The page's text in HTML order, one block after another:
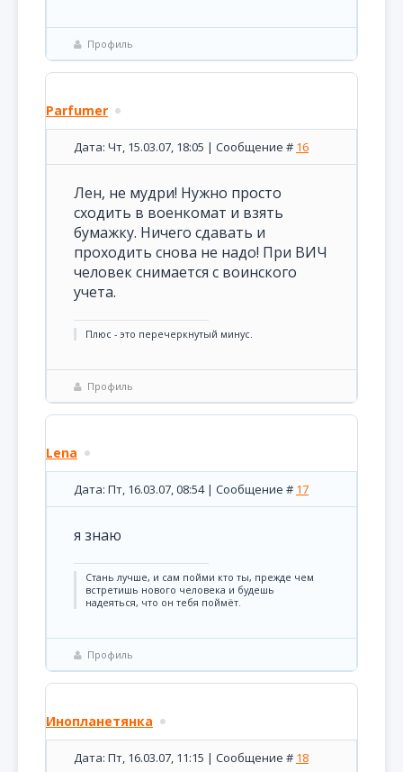
Профиль
Parfumer
Дата: Чт, 15.03.07, 18:05 | Сообщение # 16
Лен, не мудри! Нужно просто
сходить в военкомат и взять
бумажку. Ничего сдавать и
проходить снова не надо! При ВИЧ
человек снимается с воинского
учета.
Плюс - это перечеркнутый минус.
Профиль
Lena
Дата: Пт, 16.03.07, 08:54 | Сообщение # 17
я знаю
Стань лучше, и сам пойми кто ты, прежде чем
встретишь нового человека и будешь
надеяться, что он тебя поймёт.
Профиль
Инопланетянка
Дата: Пт, 16.03.07, 11:15 | Сообщение # 18